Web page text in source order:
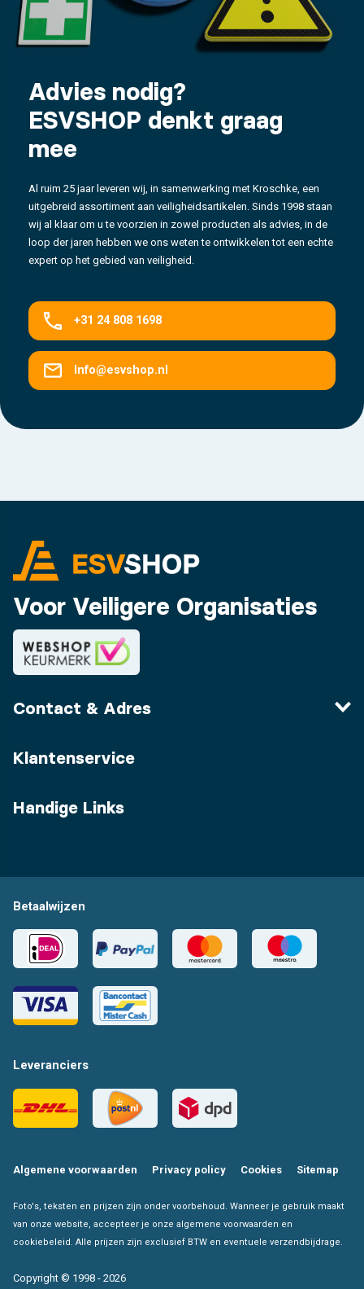
Advies nodig?
ESVSHOP denkt graag
mee
Al ruim 25 jaar leveren wij, in samenwerking met Kroschke, een
uitgebreid assortiment aan veiligheidsartikelen. Sinds 1998 staan
wij al klaar om u te voorzien in zowel producten als advies, in de
loop der jaren hebben we ons weten te ontwikkelen tot een echte
expert op het gebied van veiligheid.
+31 24 808 1698
Info@esvshop.nl
Voor Veiligere Organisaties
Contact & Adres
Klantenservice
Handige Links
Betaalwijzen
Leveranciers
Algemene voorwaarden Privacy policy Cookies Sitemap
Foto's, teksten en prijzen zijn onder voorbehoud. Wanneer je gebruik maakt
van onze website, accepteer je onze algemene voorwaarden en
cookiebeleid. Alle prijzen zijn exclusief BTW en eventuele verzendbijdrage.
Copyright © 1998 - 2026